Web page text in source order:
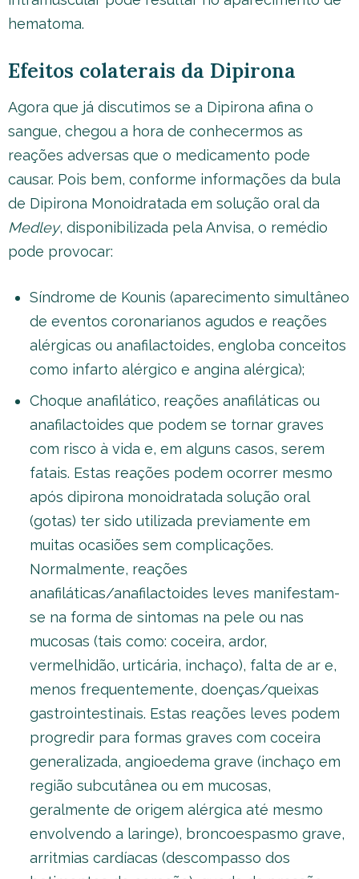
hematoma.
Efeitos colaterais da Dipirona
Agora que já discutimos se a Dipirona afina o
sangue, chegou a hora de conhecermos as
reações adversas que o medicamento pode
causar. Pois bem, conforme informações da bula
de Dipirona Monoidratada em solução oral da
Medley, disponibilizada pela Anvisa, o remédio
pode provocar:
Síndrome de Kounis (aparecimento simultâneo
de eventos coronarianos agudos e reações
alérgicas ou anafilactoides, engloba conceitos
como infarto alérgico e angina alérgica);
Choque anafilático, reações anafiláticas ou
anafilactoides que podem se tornar graves
com risco à vida e, em alguns casos, serem
fatais. Estas reações podem ocorrer mesmo
após dipirona monoidratada solução oral
(gotas) ter sido utilizada previamente em
muitas ocasiões sem complicações.
Normalmente, reações
anafiláticas/anafilactoides leves manifestam-
se na forma de sintomas na pele ou nas
mucosas (tais como: coceira, ardor,
vermelhidão, urticária, inchaço), falta de ar e,
menos frequentemente, doenças/queixas
gastrointestinais. Estas reações leves podem
progredir para formas graves com coceira
generalizada, angioedema grave (inchaço em
região subcutânea ou em mucosas,
geralmente de origem alérgica até mesmo
envolvendo a laringe), broncoespasmo grave,
arritmias cardíacas (descompasso dos